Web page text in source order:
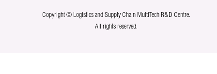
Copyright © Logistics and Supply Chain MultiTech R&D Centre.
All rights reserved.